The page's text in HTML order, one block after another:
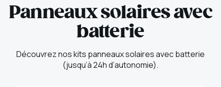
Panneaux solaires avec
batterie
Découvrez nos kits panneaux solaires avec batterie
(jusqu’à 24h d’autonomie).